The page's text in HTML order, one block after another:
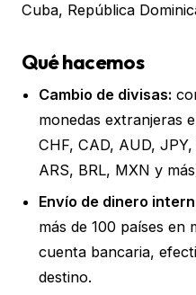
Cuba, República
Qué hacemos
Cambio de divisas:
monedas extranjeras
CHF, CAD, AUD,
ARS, BRL, MXN y
Envío de dinero
más de 100 países
cuenta bancaria,
destino.